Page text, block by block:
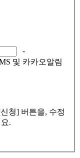
-
및 카카오알림
청] 버튼을, 수정
.